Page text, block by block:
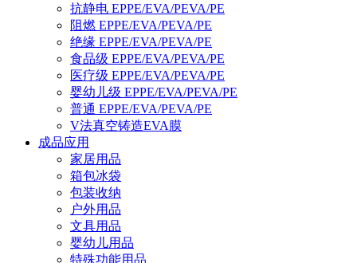
抗静电 EPPE/EVA/PEVA/PE
阻燃 EPPE/EVA/PEVA/PE
绝缘 EPPE/EVA/PEVA/PE
食品级 EPPE/EVA/PEVA/PE
医疗级 EPPE/EVA/PEVA/PE
婴幼儿级 EPPE/EVA/PEVA/PE
普通 EPPE/EVA/PEVA/PE
V法真空铸造EVA膜
成品应用
家居用品
箱包冰袋
包装收纳
户外用品
文具用品
婴幼儿用品
特殊功能用品